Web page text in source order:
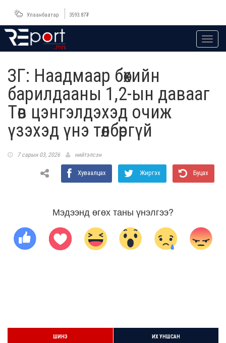
Улаанбаатар 3593.87₮
ЗГ: Наадмаар бөхийн
барилдааны 1,2-ын давааг
Төв цэнгэлдэхэд очиж
үзэхэд үнэ төлбөргүй
7 сарын 03, 2026 нийтэлсэн
Хуваалцах Жиргэх Буцах
Мэдээнд өгөх таны үнэлгээ?
ШИНЭ ИХ УНШСАН